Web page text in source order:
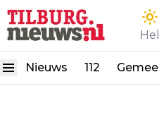
Nieuws 112